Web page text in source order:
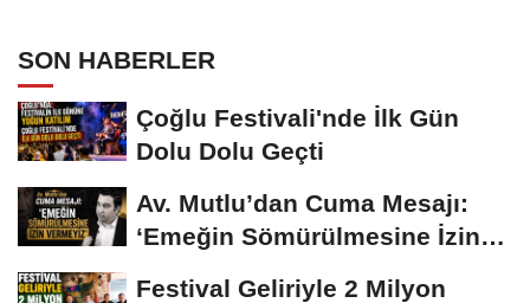
SON HABERLER
Çoğlu Festivali'nde İlk Gün
Dolu Dolu Geçti
Av. Mutlu’dan Cuma Mesajı:
‘Emeğin Sömürülmesine İzin
Festival Geliriyle 2 Milyon